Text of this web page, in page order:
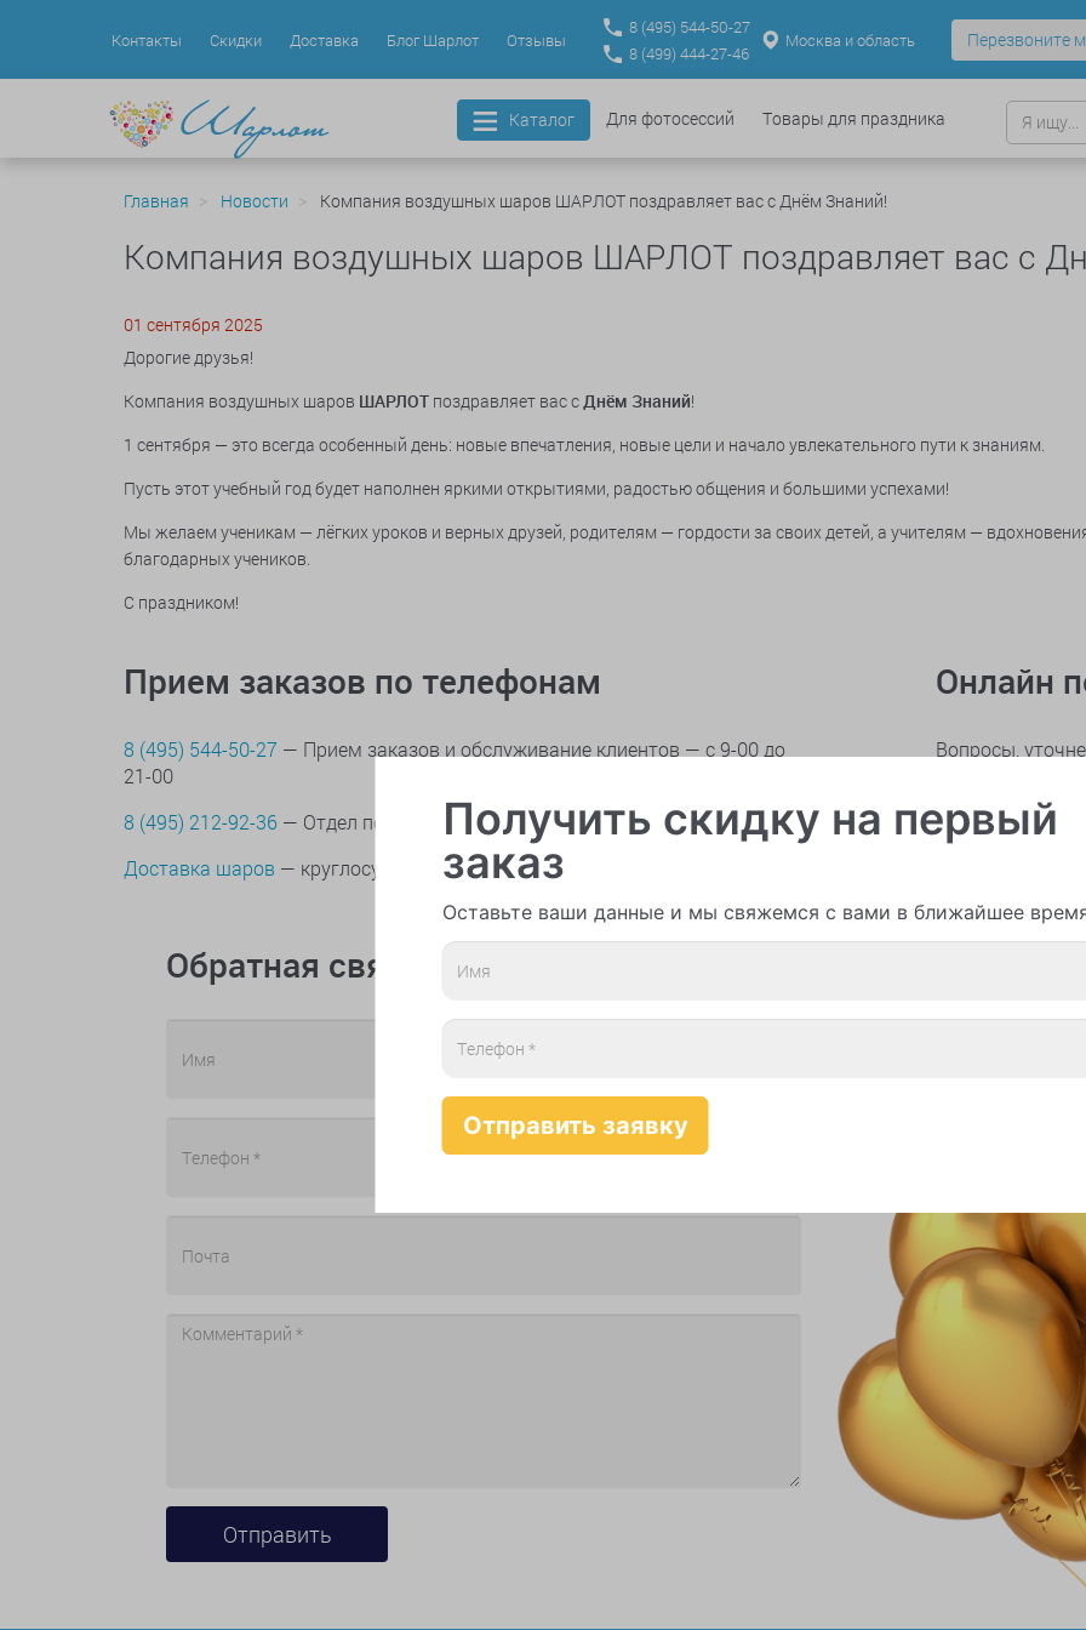
Контакты Скидки Доставка Блог Шарлот Отзывы
8 (495) 544-50-27
8 (499) 444-27-46
Москва и область Перезвоните
Каталог Для фотосессий Товары для праздника
Главная Новости Компания воздушных шаров ШАРЛОТ поздравляет вас с Днём Знаний!
Компания воздушных шаров ШАРЛОТ поздравляет вас с
01 сентября 2025
Дорогие друзья!
Компания воздушных шаров ШАРЛОТ поздравляет вас сДнём Знаний!
1 сентября — это всегда особенный день: новые впечатления, новые цели и начало увлекательного пути к знаниям.
Пусть этот учебный год будет наполнен яркими открытиями, радостью общения и большими успехами!
Мы желаем ученикам — лёгких уроков и верных друзей, родителям — гордости за своих детей, а учителям —
благодарных учеников.
С праздником!
Прием заказов по телефонам
8 (495) 544-50-27 — Прием заказов и обслуживание клиентов — с 9-00 до
21-00
8 (495) 212-92-36 — Отдел по контролю качества с 9-00 до 21-00
Доставка шаров — круглосуточно
Онлайн
Вопросы,
по заказу
Отзывы,
жалобы
Обратная связь
Получить скидку на первый
заказ
Оставьте ваши данные и мы свяжемся с вами в ближайшее